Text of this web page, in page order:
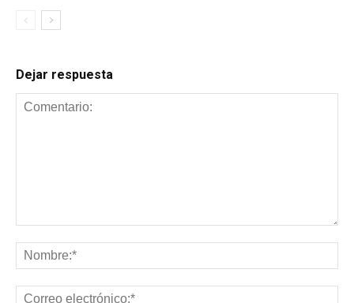
Dejar respuesta